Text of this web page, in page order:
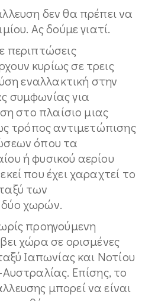
δεν θα πρέπει να
Ας δούμε γιατί.
περιπτώσεις
κυρίως σε τρεις
εναλλακτική στην
συμφωνίας για
στο πλαίσιο μιας
τρόπος αντιμετώπισης
όπου τα
ή φυσικού αερίου
που έχει χαραχτεί το
των
χωρών.
προηγούμενη
χώρα σε ορισμένες
Ιαπωνίας και Νοτίου
Επίσης, το
μπορεί να είναι